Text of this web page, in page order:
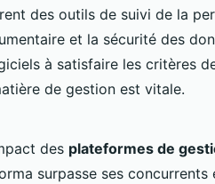
des outils de suivi de la
et la sécurité des
à satisfaire les critères
de gestion est vitale.
des plateformes de
surpasse ses concurrents